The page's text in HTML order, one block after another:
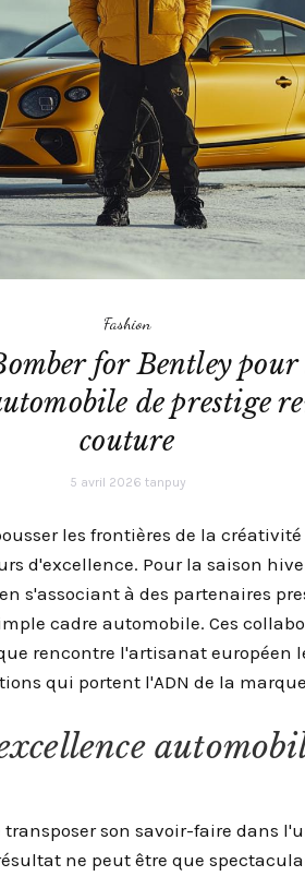
Fashion
for Bentley pour
de prestige
couture
5 avril 2026 tanpuy
les frontières de la
d'excellence. Pour la saison
s'associant à des partenaires
cadre automobile. Ces
rencontre l'artisanat européen
qui portent l'ADN de la
transposer son savoir-faire dans
ne peut être que